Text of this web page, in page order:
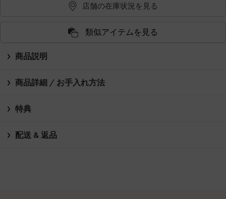
店舗の在庫状況を見る
類似アイテムを見る
商品説明
商品詳細 / お手入れ方法
特典
配送 & 返品